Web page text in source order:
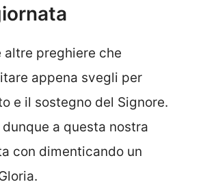
altre preghiere che
appena svegli per
e il sostegno del Signore.
a questa nostra
con dimenticando un